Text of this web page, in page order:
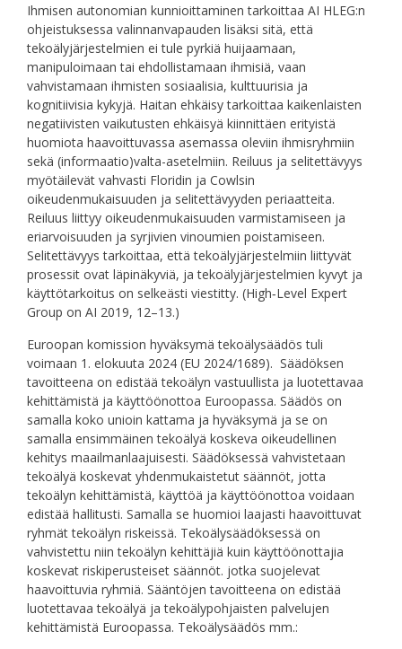
Ihmisen autonomian kunnioittaminen tarkoittaa AI HLEG:n
ohjeistuksessa valinnanvapauden lisäksi sitä, että
tekoälyjärjestelmien ei tule pyrkiä huijaamaan,
manipuloimaan tai ehdollistamaan ihmisiä, vaan
vahvistamaan ihmisten sosiaalisia, kulttuurisia ja
kognitiivisia kykyjä. Haitan ehkäisy tarkoittaa kaikenlaisten
negatiivisten vaikutusten ehkäisyä kiinnittäen erityistä
huomiota haavoittuvassa asemassa oleviin ihmisryhmiin
sekä (informaatio)valta-asetelmiin. Reiluus ja selitettävyys
myötäilevät vahvasti Floridin ja Cowlsin
oikeudenmukaisuuden ja selitettävyyden periaatteita.
Reiluus liittyy oikeudenmukaisuuden varmistamiseen ja
eriarvoisuuden ja syrjivien vinoumien poistamiseen.
Selitettävyys tarkoittaa, että tekoälyjärjestelmiin liittyvät
prosessit ovat läpinäkyviä, ja tekoälyjärjestelmien kyvyt ja
käyttötarkoitus on selkeästi viestitty. (High‐Level Expert
Group on AI 2019, 12–13.)
Euroopan komission hyväksymä tekoälysäädös tuli
voimaan 1. elokuuta 2024 (EU 2024/1689). Säädöksen
tavoitteena on edistää tekoälyn vastuullista ja luotettavaa
kehittämistä ja käyttöönottoa Euroopassa. Säädös on
samalla koko unioin kattama ja hyväksymä ja se on
samalla ensimmäinen tekoälyä koskeva oikeudellinen
kehitys maailmanlaajuisesti. Säädöksessä vahvistetaan
tekoälyä koskevat yhdenmukaistetut säännöt, jotta
tekoälyn kehittämistä, käyttöä ja käyttöönottoa voidaan
edistää hallitusti. Samalla se huomioi laajasti haavoittuvat
ryhmät tekoälyn riskeissä. Tekoälysäädöksessä on
vahvistettu niin tekoälyn kehittäjiä kuin käyttöönottajia
koskevat riskiperusteiset säännöt. jotka suojelevat
haavoittuvia ryhmiä. Sääntöjen tavoitteena on edistää
luotettavaa tekoälyä ja tekoälypohjaisten palvelujen
kehittämistä Euroopassa. Tekoälysäädös mm.: